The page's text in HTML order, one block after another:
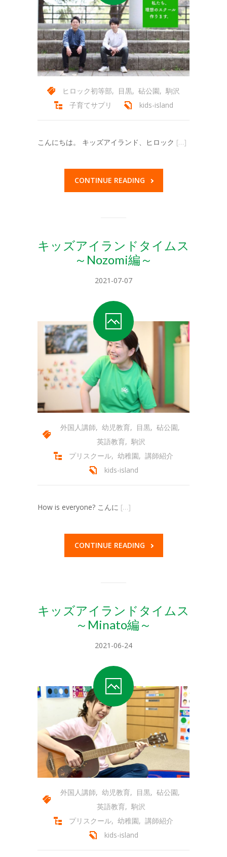
ヒロック初等部, 目黒, 砧公園, 駒沢
子育てサプリ
kids-island
こんにちは。 キッズアイランド、ヒロック […]
CONTINUE READING
キッズアイランドタイムス
～Nozomi編～
2021-07-07
外国人講師, 幼児教育, 目黒, 砧公園,
英語教育, 駒沢
プリスクール, 幼稚園, 講師紹介
kids-island
How is everyone? こんに […]
CONTINUE READING
キッズアイランドタイムス
～Minato編～
2021-06-24
外国人講師, 幼児教育, 目黒, 砧公園,
英語教育, 駒沢
プリスクール, 幼稚園, 講師紹介
kids-island